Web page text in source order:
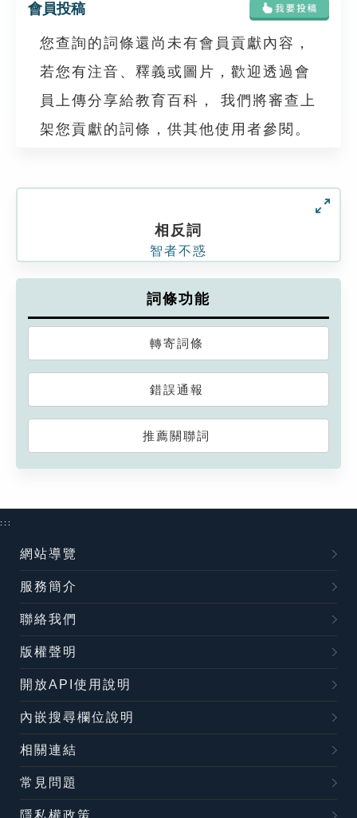
會員投稿
您查詢的詞條還尚未有會員貢獻內容，
若您有注音、釋義或圖片，歡迎透過會
員上傳分享給教育百科， 我們將審查上
架您貢獻的詞條，供其他使用者參閱。
相反詞
智者不惑
詞條功能
轉寄詞條
錯誤通報
推薦關聯詞
:::
網站導覽
服務簡介
聯絡我們
版權聲明
開放API使用說明
內嵌搜尋欄位說明
相關連結
常見問題